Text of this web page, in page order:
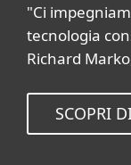
"Ci
tecnologia
Richard Marko,
SCOPRI